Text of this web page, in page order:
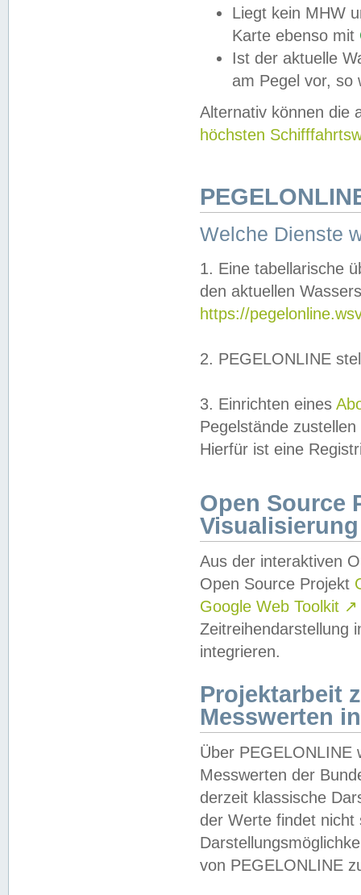
Liegt kein MHW
Karte ebenso mit
Ist der aktuelle
am Pegel vor,
Alternativ können die
höchsten
Welche Dienste
1. Eine tabellarische
den aktuellen
https://
2. PEGELONLINE
3. Einrichten eines
Pegelstände
Hierfür ist eine
Open Source
Visualisierung
Aus der interaktiven
Open Source Projekt
Google Web Toolkit ↗
Zeitreihendarstellung
integrieren.
Projektarbeit
Messwerten
Über PEGELONLINE
Messwerten der
derzeit klassische
der Werte findet
von PEGELONLINE